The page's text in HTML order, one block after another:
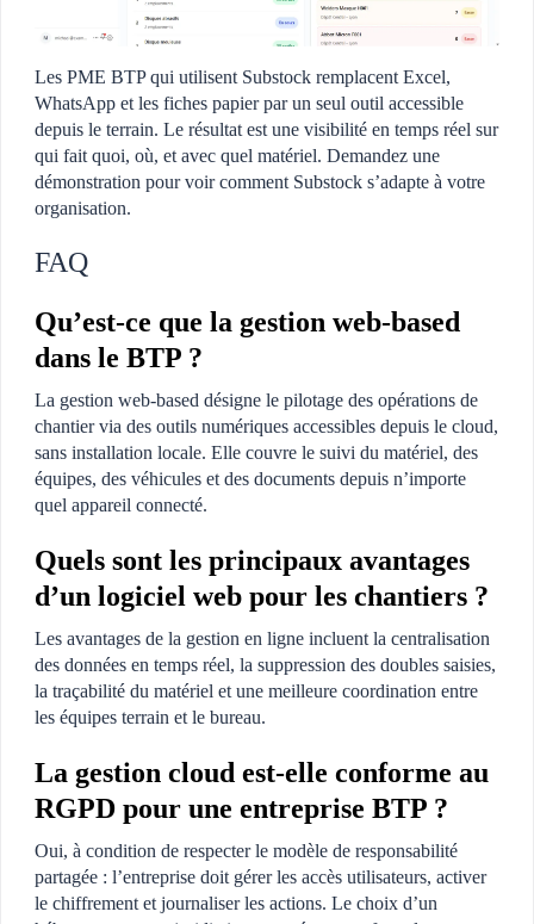
Les PME BTP qui utilisent Substock remplacent Excel,
WhatsApp et les fiches papier par un seul outil accessible
depuis le terrain. Le résultat est une visibilité en temps réel sur
qui fait quoi, où, et avec quel matériel. Demandez une
démonstration pour voir comment Substock s’adapte à votre
organisation.
FAQ
Qu’est-ce que la gestion web-based
dans le BTP ?
La gestion web-based désigne le pilotage des opérations de
chantier via des outils numériques accessibles depuis le cloud,
sans installation locale. Elle couvre le suivi du matériel, des
équipes, des véhicules et des documents depuis n’importe
quel appareil connecté.
Quels sont les principaux avantages
d’un logiciel web pour les chantiers ?
Les avantages de la gestion en ligne incluent la centralisation
des données en temps réel, la suppression des doubles saisies,
la traçabilité du matériel et une meilleure coordination entre
les équipes terrain et le bureau.
La gestion cloud est-elle conforme au
RGPD pour une entreprise BTP ?
Oui, à condition de respecter le modèle de responsabilité
partagée : l’entreprise doit gérer les accès utilisateurs, activer
le chiffrement et journaliser les actions. Le choix d’un